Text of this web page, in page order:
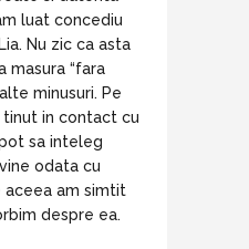
luat concediu
Nu zic ca asta
masura “fara
minusuri. Pe
in contact cu
sa inteleg
odata cu
am simtit
despre ea.